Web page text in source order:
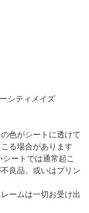
シティメイズ
色がシートに透けて
る場合があります
ートでは通常起こ
良品、或いはプリン
ームは一切お受け出